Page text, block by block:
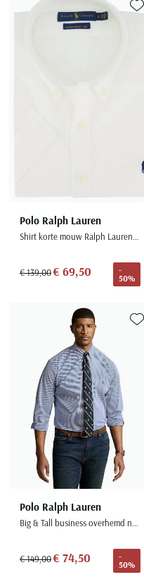
Seidensticker
Slater
Wellington of Billmore
Xacus
Alle merken
Polo Ralph Lauren
Shirt korte mouw Ralph Lauren wit Big & Tall
€ 139,00€ 69,50
-
50%
Polo Ralph Lauren
Big & Tall business overhemd navy gestreept
€ 149,00€ 74,50
-
50%